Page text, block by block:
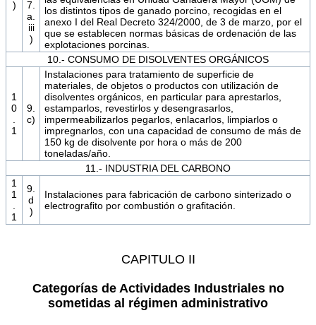
)
7.
a.
iii
)
los distintos tipos de ganado porcino, recogidas en el
anexo I del Real Decreto 324/2000, de 3 de marzo, por el
que se establecen normas básicas de ordenación de las
explotaciones porcinas.
10.- CONSUMO DE DISOLVENTES ORGÁNICOS
1
0
.
1
9.
c)
Instalaciones para tratamiento de superficie de
materiales, de objetos o productos con utilización de
disolventes orgánicos, en particular para aprestarlos,
estamparlos, revestirlos y desengrasarlos,
impermeabilizarlos pegarlos, enlacarlos, limpiarlos o
impregnarlos, con una capacidad de consumo de más de
150 kg de disolvente por hora o más de 200
toneladas/año.
11.- INDUSTRIA DEL CARBONO
1
1
.
1
9.
d
)
Instalaciones para fabricación de carbono sinterizado o
electrografito por combustión o grafitación.
CAPITULO II
Categorías de Actividades Industriales no
sometidas al régimen administrativo